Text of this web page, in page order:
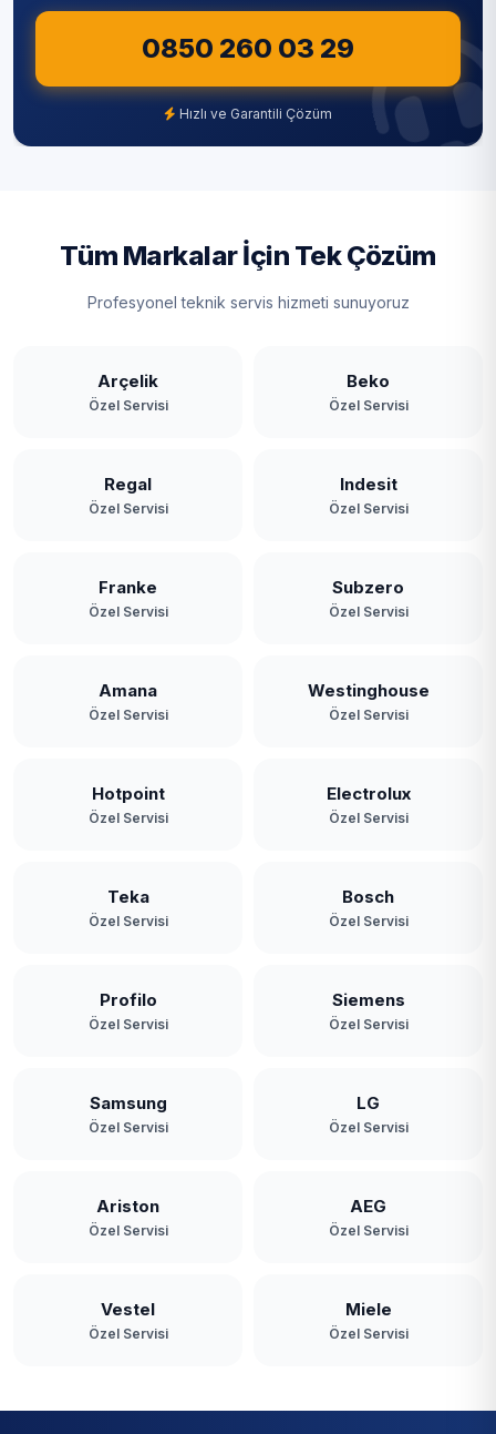
Şişli
Tuzla
Üsküdar
Zeytinburnu
Piri Mehmet Paşa
Sayalar
0850 260 03 29
Hızlı ve Garantili Çözüm
Tüm Markalar İçin Tek Çözüm
Profesyonel teknik servis hizmeti sunuyoruz
Arçelik
Özel Servisi
Beko
Özel Servisi
Regal
Özel Servisi
Indesit
Özel Servisi
Franke
Özel Servisi
Subzero
Özel Servisi
Amana
Özel Servisi
Westinghouse
Özel Servisi
Hotpoint
Özel Servisi
Electrolux
Özel Servisi
Teka
Özel Servisi
Bosch
Özel Servisi
Profilo
Özel Servisi
Siemens
Özel Servisi
Samsung
Özel Servisi
LG
Özel Servisi
Ariston
Özel Servisi
AEG
Özel Servisi
Vestel
Özel Servisi
Miele
Özel Servisi